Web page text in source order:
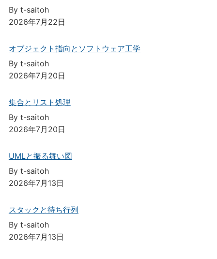
By t-saitoh
2026年7月22日
オブジェクト指向とソフトウェア工学
By t-saitoh
2026年7月20日
集合とリスト処理
By t-saitoh
2026年7月20日
UMLと振る舞い図
By t-saitoh
2026年7月13日
スタックと待ち行列
By t-saitoh
2026年7月13日